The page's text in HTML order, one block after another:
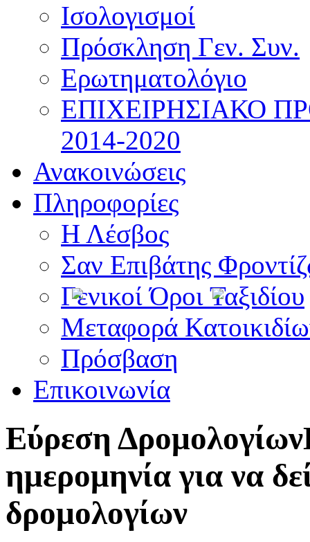
Ισολογισμοί
Πρόσκληση Γεν. Συν.
Ερωτηματολόγιο
ΕΠΙΧΕΙΡΗΣΙΑΚΟ
2014-2020
Ανακοινώσεις
Πληροφορίες
Η Λέσβος
Σαν Επιβάτης
Γενικοί Όροι Ταξιδίου
Μεταφορά
Πρόσβαση
Επικοινωνία
Εύρεση Δρομολογίων
ημερομηνία για να
δρομολογίων